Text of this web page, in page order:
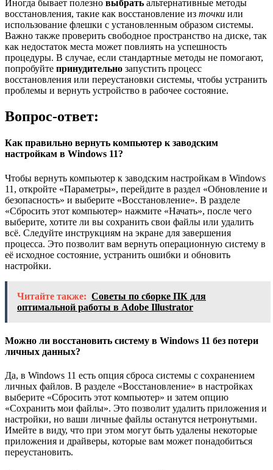
Иногда бывает полезно выбрать альтернативные методы
восстановления, такие как восстановление из точки или
использование флешки с установленным образом системы.
Важно также проверить свободное пространство на диске, так
как недостаток места может повлиять на успешность
процедуры. В случае, если стандартные методы не помогают,
попробуйте принудительно запустить процесс
восстановления или переустановки системы, чтобы устранить
проблемы и вернуть устройство в рабочее состояние.
Вопрос-ответ:
Как правильно вернуть компьютер к заводским
настройкам в Windows 11?
Чтобы вернуть компьютер к заводским настройкам в Windows
11, откройте «Параметры», перейдите в раздел «Обновление и
безопасность» и выберите «Восстановление». В разделе
«Сбросить этот компьютер» нажмите «Начать», после чего
выберите, хотите ли вы сохранить свои файлы или удалить
всё. Следуйте инструкциям на экране для завершения
процесса. Это позволит вам вернуть операционную систему в
её исходное состояние, устранить ошибки и обновить
настройки.
Читайте также: Советы по сборке ПК для
оптимальной работы в Adobe Illustrator
Можно ли восстановить систему в Windows 11 без потери
личных данных?
Да, в Windows 11 есть опция сброса системы с сохранением
личных файлов. В разделе «Восстановление» в настройках
выберите «Сбросить этот компьютер» и затем опцию
«Сохранить мои файлы». Это позволит удалить приложения и
настройки, но ваши личные файлы останутся нетронутыми.
Имейте в виду, что при этом могут быть удалены некоторые
приложения и драйверы, которые вам может понадобиться
переустановить.